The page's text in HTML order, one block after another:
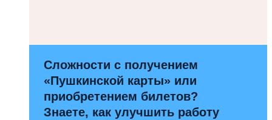
Сложности с получением
«Пушкинской карты» или
приобретением билетов?
Знаете, как улучшить работу